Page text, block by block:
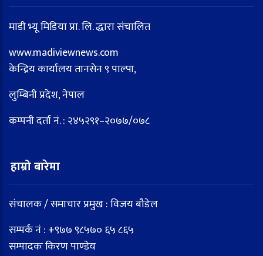
माडी भ्यू मिडिया प्रा. लि. द्धारा संचालित
www.madiviewnews.com
केन्द्रिय कार्यालय तानसेन ९ पाल्पा,
लुम्बिनी प्रदेश, नेपाल
कम्पनी दर्ता नं. : २४५२९१–२०७७/०७८
हाम्रो बारेमा
संचालक / समाचार प्रमुख : विजय बौडेल
सम्पर्क नं : +९७७ ९८५७० ६५ ८६५
सम्पादकः किरण पाण्डेय